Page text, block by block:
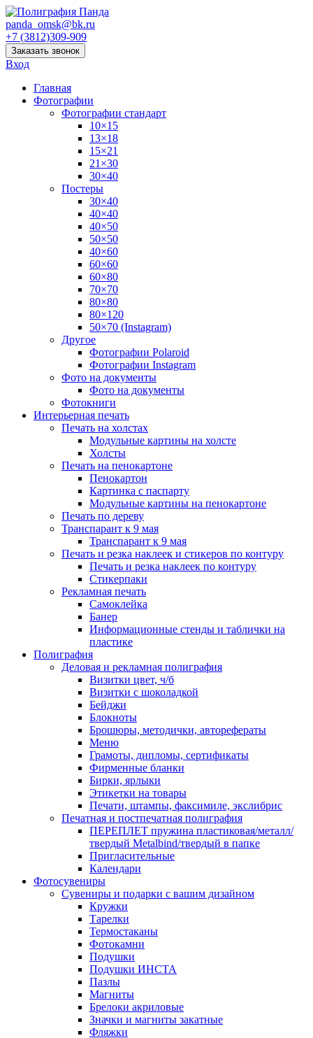
panda_omsk@bk.ru
+7 (3812)309-909
Заказать звонок
Вход
Главная
Фотографии
Фотографии стандарт
10×15
13×18
15×21
21×30
30×40
Постеры
30×40
40×40
40×50
50×50
40×60
60×60
60×80
70×70
80×80
80×120
50×70 (Instagram)
Другое
Фотографии Polaroid
Фотографии Instagram
Фото на документы
Фото на документы
Фотокниги
Интерьерная печать
Печать на холстах
Модульные картины на холсте
Холсты
Печать на пенокартоне
Пенокартон
Картинка с паспарту
Модульные картины на пенокартоне
Печать по дереву
Транспарант к 9 мая
Транспарант к 9 мая
Печать и резка наклеек и стикеров по контуру
Печать и резка наклеек по контуру
Стикерпаки
Рекламная печать
Самоклейка
Банер
Информационные стенды и таблички на
пластике
Полиграфия
Деловая и рекламная полиграфия
Визитки цвет, ч/б
Визитки с шоколадкой
Бейджи
Блокноты
Брошюры, методички, авторефераты
Меню
Грамоты, дипломы, сертификаты
Фирменные бланки
Бирки, ярлыки
Этикетки на товары
Печати, штампы, факсимиле, экслибрис
Печатная и постпечатная полиграфия
ПЕРЕПЛЕТ пружина пластиковая/металл/
твердый Metalbind/твердый в папке
Пригласительные
Календари
Фотосувениры
Сувениры и подарки с вашим дизайном
Кружки
Тарелки
Термостаканы
Фотокамни
Подушки
Подушки ИНСТА
Пазлы
Магниты
Брелоки акриловые
Значки и магниты закатные
Фляжки